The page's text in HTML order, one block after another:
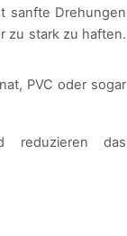
sanfte Drehungen
zu stark zu haften.
PVC oder sogar
reduzieren das